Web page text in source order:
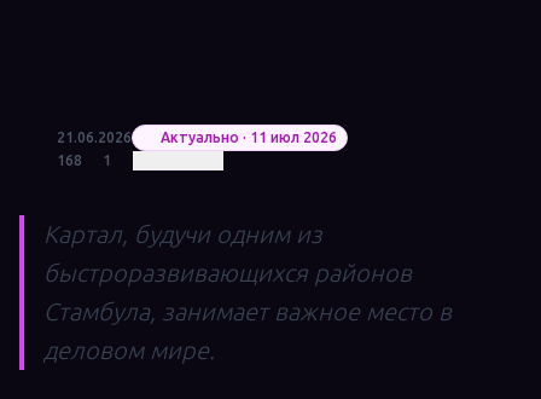
21.06.2026
Актуально · 11 июл 2026
168
1
Картал, будучи одним из
быстроразвивающихся районов
Стамбула, занимает важное место в
деловом мире.